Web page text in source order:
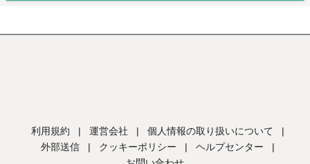
利用規約 | 運営会社 | 個人情報の取り扱いについて
|
外部送信
| クッキーポリシー | ヘルプセンター
|